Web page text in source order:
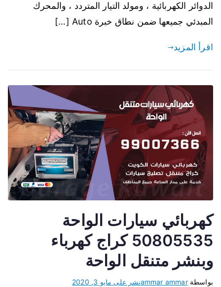
الدوائر الكهربائية ، ومولد التيار المتردد ، والمحرك
المبدئي جميعها ضمن نطاق خبرة Auto […]
اقرأ المزيد
كهربائي سيارات الواحة
50805535 كراج كهرباء
وبنشر متنقل الواحة
بواسطةammar ammarنشر على مايو 3, 2020